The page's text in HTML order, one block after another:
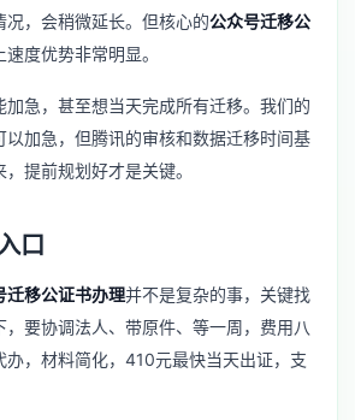
况，会稍微延长。但核心的公众号迁移公
度优势非常明显。
加急，甚至想当天完成所有迁移。我们的
以加急，但腾讯的审核和数据迁移时间基
提前规划好才是关键。
口
迁移公证书办理并不是复杂的事，关键找
，要协调法人、带原件、等一周，费用八
办，材料简化，410元最快当天出证，支